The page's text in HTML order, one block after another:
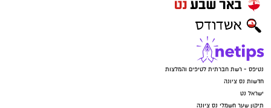
נטיפס - רשת חברתית לטיפים והמלצות
חדשות נס ציונה
ישראל נט
תיקון שער חשמלי נס ציונה